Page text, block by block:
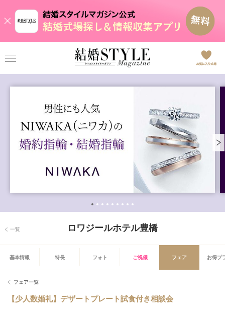
一覧 ロワジールホテル豊橋
基本情報 特長 フォト ご祝儀 フェア お得プ
フェア一覧
【少人数婚礼】デザートプレート試食付き相談会